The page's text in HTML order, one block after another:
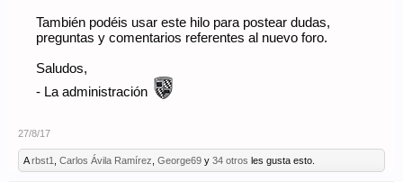
También podéis usar este hilo para postear dudas,
preguntas y comentarios referentes al nuevo foro.
Saludos,
- La administración
27/8/17
Arbst1 Carlos Ávila Ramírez George69 y 34 otros les gusta esto.